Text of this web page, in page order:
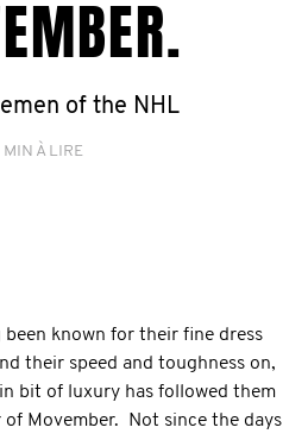
of the NHL
MIN À LIRE
been known for their fine dress
their speed and toughness on,
bit of luxury has followed them
Movember. Not since the days